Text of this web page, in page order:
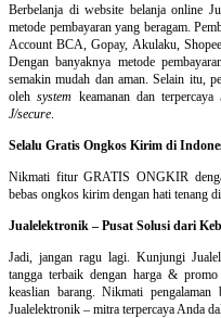
Berbelanja diwebsite belanja online
metode pembayaran yang beragam.
Account BCA, Gopay, Akulaku,
Dengan banyaknya metode
semakin mudah dan aman. Selain itu,
olehsystem keamanan dan terpercaya
J/secure
Selalu Gratis Ongkos Kirim di
Nikmati fitur GRATIS ONGKIR
bebas ongkos kirim dengan hati tenang
Jualelektronik – Pusat Solusi dari
Jadi, jangan ragu lagi. Kunjungi
tangga terbaik dengan harga &
keaslian barang. Nikmati
Jualelektronik – mitra terpercaya Anda